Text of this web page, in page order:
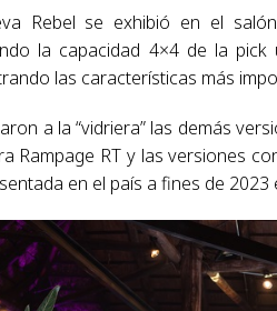
Rebel se exhibió en el
la capacidad 4×4 de la
las características más
a la “vidriera” las demás
Rampage RT y las versiones
en el país a fines de 2023